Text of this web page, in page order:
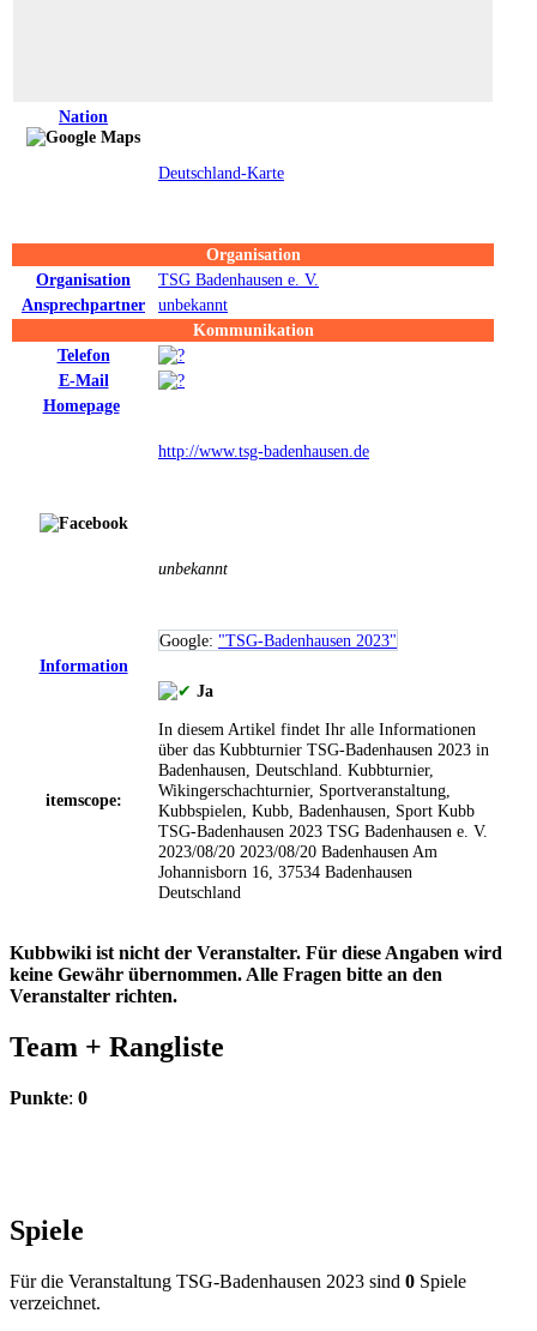
Nation
Deutschland-Karte
Organisation
Organisation
TSG Badenhausen e. V.
Ansprechpartner
unbekannt
Kommunikation
Telefon
E-Mail
Homepage
http://www.tsg-badenhausen.de
unbekannt
Google: "TSG-Badenhausen 2023"
Information
itemscope:
Ja
In diesem Artikel findet Ihr alle Informationen
über das Kubbturnier TSG-Badenhausen 2023 in
Badenhausen, Deutschland. Kubbturnier,
Wikingerschachturnier, Sportveranstaltung,
Kubbspielen, Kubb, Badenhausen, Sport Kubb
TSG-Badenhausen 2023 TSG Badenhausen e. V.
2023/08/20 2023/08/20 Badenhausen Am
Johannisborn 16, 37534 Badenhausen
Deutschland
Kubbwiki ist nicht der Veranstalter. Für diese Angaben wird
keine Gewähr übernommen. Alle Fragen bitte an den
Veranstalter richten.
Team + Rangliste
Punkte: 0
Spiele
Für die Veranstaltung TSG-Badenhausen 2023 sind 0 Spiele
verzeichnet.